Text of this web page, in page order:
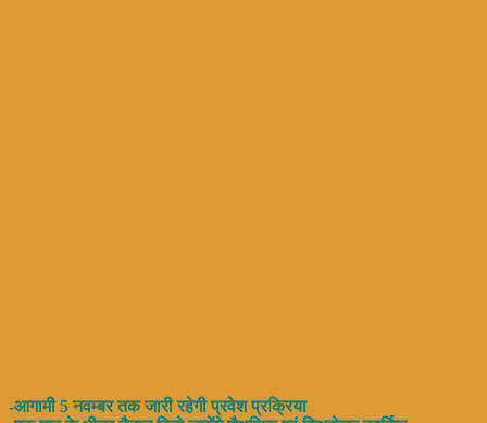
-आगामी 5 नवम्बर तक जारी रहेगी प्रवेश प्रक्रिया